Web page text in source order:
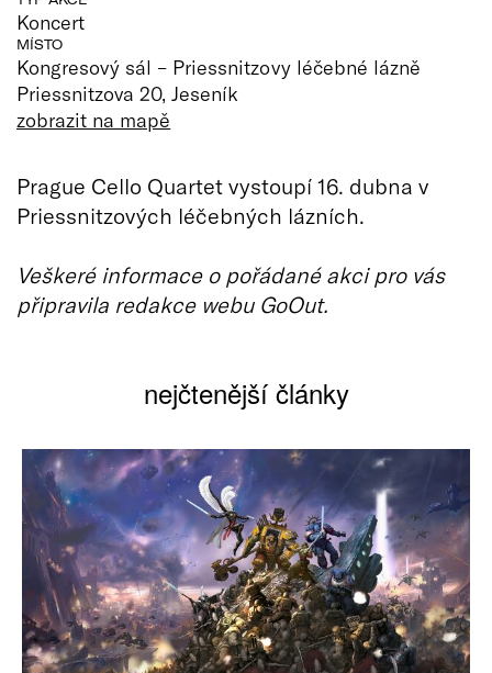
Koncert
MÍSTO
Kongresový sál – Priessnitzovy léčebné lázně
Priessnitzova 20, Jeseník
zobrazit na mapě
Prague Cello Quartet vystoupí 16. dubna v
Priessnitzových léčebných lázních.
Veškeré informace o pořádané akci pro vás
připravila redakce webu GoOut.
nejčtenější články